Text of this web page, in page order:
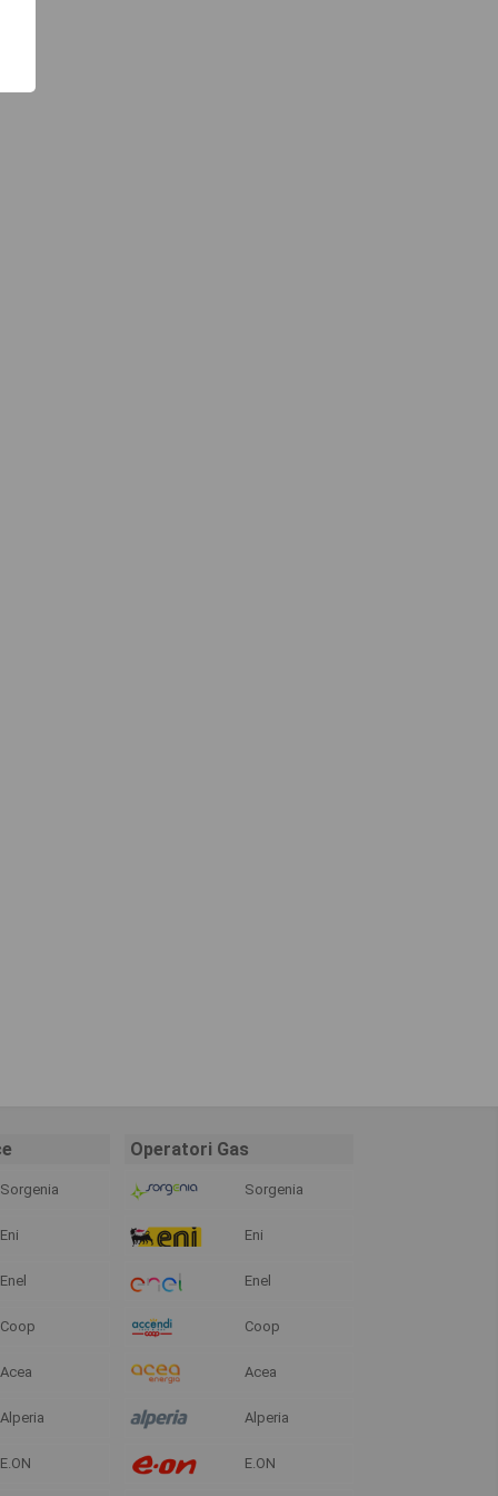
Operatori Gas
Sorgenia
Eni
Enel
Coop
Acea
Alperia
E.ON